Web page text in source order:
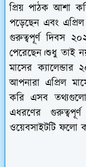
প্রিয় পাঠক আশা
পড়েছেন এবং
গুরুত্বপূর্ণ দিবস
পেরেছেন।শুধু তাই
মাসের
আপনারা এপ্রিল
করি এসব
এধরণের
ওয়েবসাইটটি ফলো